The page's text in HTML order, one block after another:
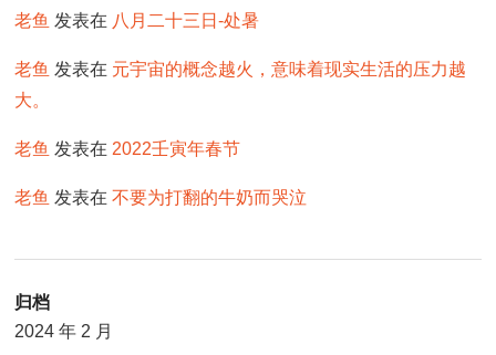
老鱼 发表在 八月二十三日-处暑
老鱼 发表在 元宇宙的概念越火，意味着现实生活的压力越
大。
老鱼 发表在 2022壬寅年春节
老鱼 发表在不要为打翻的牛奶而哭泣
归档
2024 年 2 月